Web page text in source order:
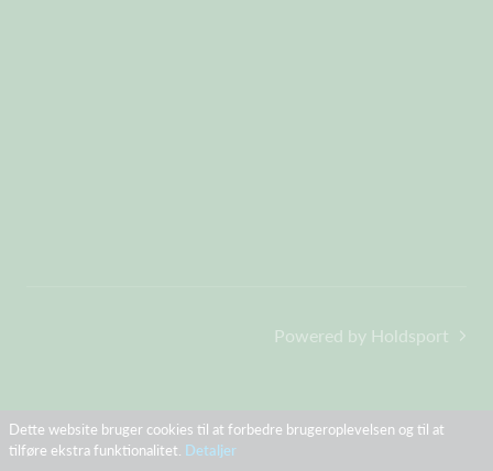
Powered by Holdsport
Dette website bruger cookies til at forbedre brugeroplevelsen og til at
tilføre ekstra funktionalitet. Detaljer